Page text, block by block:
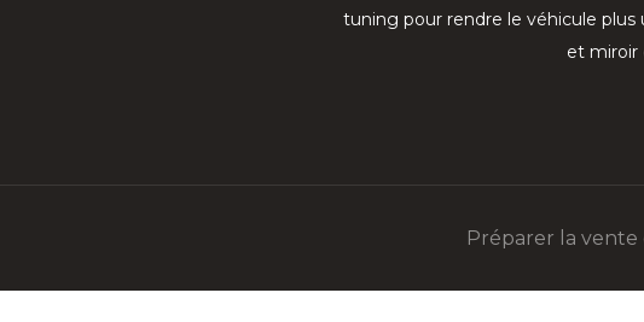
tuning pour rendre le véhicule
et miroir
Préparer la vente